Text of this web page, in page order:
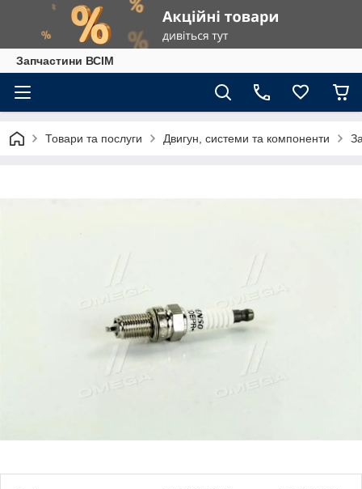
Запчастини ВСІМ
Товари та послуги Двигун, системи та компоненти